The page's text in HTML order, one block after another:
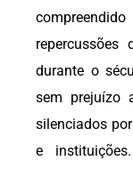
durante o
sem prejuízo
silenciados
e